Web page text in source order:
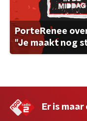
PorteRenee
"Je maakt nog
Er is maar